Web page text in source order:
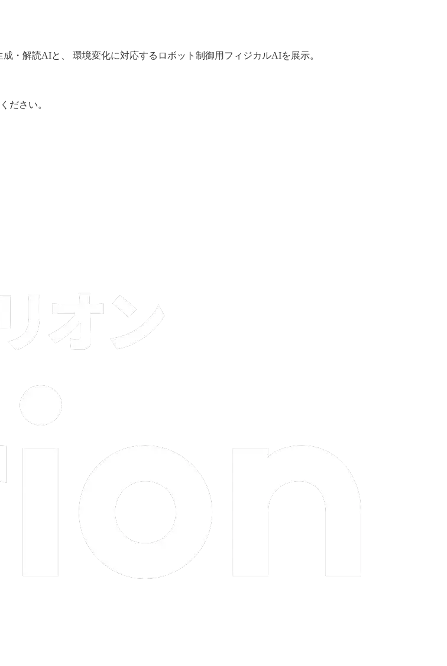
・解読AIと、 環境変化に対応するロボット制御用フィジカルAIを展示。
ださい。